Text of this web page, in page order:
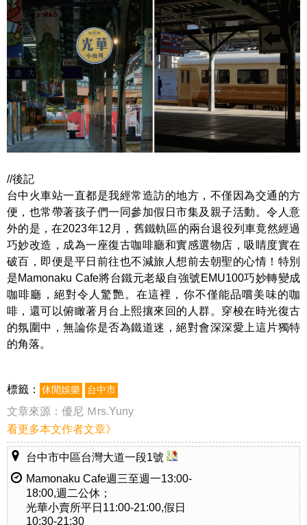
//後記
台中火車站一直都是我經常造訪的地方，不僅因為交通的方
便，也常帶著孩子們一同參加假日市集及親子活動。令人意
外的是，在2023年12月，舊鐵軌區的兩台退役列車竟然經過
巧妙改造，成為一座復古咖啡廳和實感選物店，吸睛度實在
破百，即便是平日前往也不減旅人想前去朝聖的心情！特別
是Mamonaku Cafe將台鐵元老級自強號EMU100巧妙轉變成
咖啡廳，絕對令人驚艷。在這裡，你不僅能品嚐美味的咖
啡，還可以俯瞰著月台上熙攘來回的人群。穿梭在時光復古
的氛圍中，無論你是否為鐵道迷，絕對會深深愛上這片獨特
的角落。
標籤： 休閒娛樂 台中市
文章來源： 優尼 Ｍrs.Yuny
看更多本文作者文章》
台中市中區台灣大道一段1號
Mamonaku Cafe週三至週一13:00-
18:00,週二公休；
光華小賣所平日11:00-21:00,假日
10:30-21:30